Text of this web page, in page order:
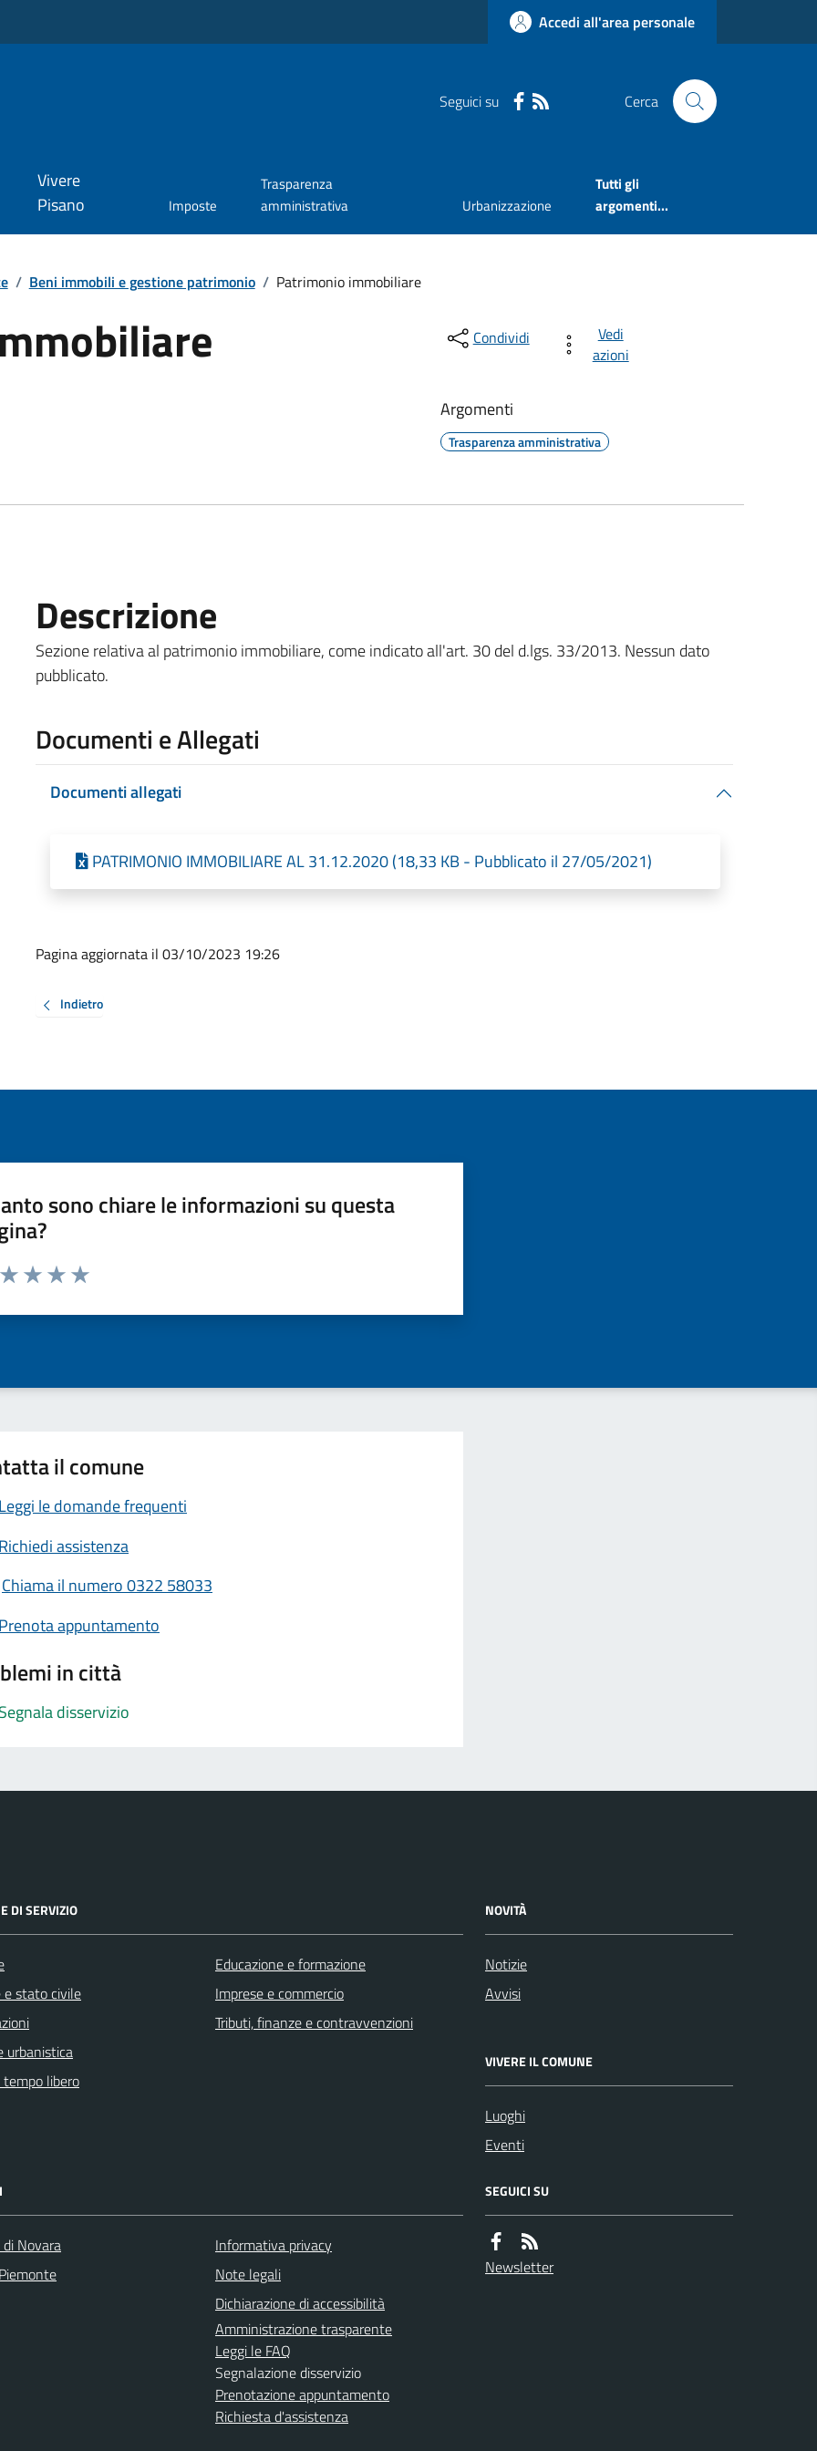
Accedi all'area personale
Seguici su Cerca
Vivere
Pisano
Imposte
Trasparenza
amministrativa
Urbanizzazione
Tutti gli
argomenti...
/ Beni immobili e gestione patrimonio / Patrimonio immobiliare
Condividi
Vedi
azioni
Argomenti
Trasparenza amministrativa
Descrizione
Sezione relativa al patrimonio immobiliare, come indicato all'art. 30 del d.lgs. 33/2013. Nessun dato
pubblicato.
Documenti e Allegati
Documenti allegati
PATRIMONIO IMMOBILIARE AL 31.12.2020 (18,33 KB - Pubblicato il 27/05/2021)
Pagina aggiornata il 03/10/2023 19:26
Indietro
sono chiare le informazioni su questa
da 1 a 5 stelle la pagina
il comune
le domande frequenti
assistenza
Chiama il numero 0322 58033
appuntamento
in città
disservizio
DI SERVIZIO
e stato civile
urbanistica
libero
Educazione e formazione
Imprese e commercio
Tributi, finanze e contravvenzioni
NOVITÀ
Notizie
Avvisi
VIVERE IL COMUNE
Luoghi
Eventi
Novara
Informativa privacy
Note legali
Dichiarazione di accessibilità
Amministrazione trasparente
Leggi le FAQ
Segnalazione disservizio
Prenotazione appuntamento
Richiesta d'assistenza
SEGUICI SU
Newsletter